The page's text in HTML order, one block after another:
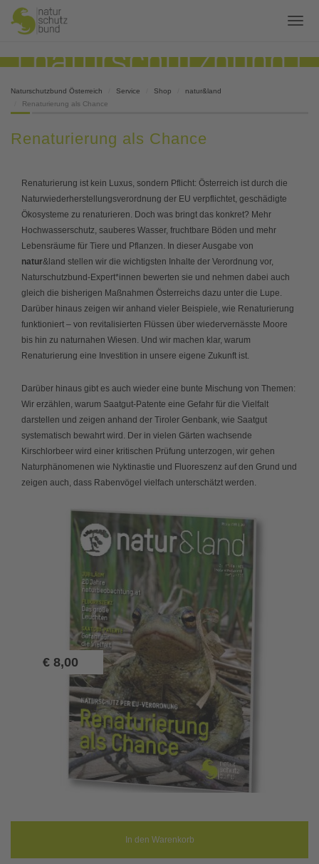
Naturschutzbund Österreich Service Shop
natur&land
Renaturierung als Chance
Renaturierung als Chance
Renaturierung ist kein Luxus, sondern Pflicht: Österreich ist durch die
Naturwiederherstellungsverordnung der EU verpflichtet, geschädigte
Ökosysteme zu renaturieren. Doch was bringt das konkret? Mehr
Hochwasserschutz, sauberes Wasser, fruchtbare Böden und mehr
Lebensräume für Tiere und Pflanzen. In dieser Ausgabe von
natur&land stellen wir die wichtigsten Inhalte der Verordnung vor,
Naturschutzbund-Expert*innen bewerten sie und nehmen dabei auch
gleich die bisherigen Maßnahmen Österreichs dazu unter die Lupe.
Darüber hinaus zeigen wir anhand vieler Beispiele, wie Renaturierung
funktioniert – von revitalisierten Flüssen über wiedervernässte Moore
bis hin zu naturnahen Wiesen. Und wir machen klar, warum
Renaturierung eine Investition in unsere eigene Zukunft ist.
Darüber hinaus gibt es auch wieder eine bunte Mischung von Themen:
Wir erzählen, warum Saatgut-Patente eine Gefahr für die Vielfalt
darstellen und zeigen anhand der Tiroler Genbank, wie Saatgut
systematisch bewahrt wird. Der in vielen Gärten wachsende
Kirschlorbeer wird einer kritischen Prüfung unterzogen, wir gehen
Naturphänomenen wie Nyktinastie und Fluoreszenz auf den Grund und
zeigen auch, dass Rabenvögel vielfach unterschätzt werden.
€ 8,00